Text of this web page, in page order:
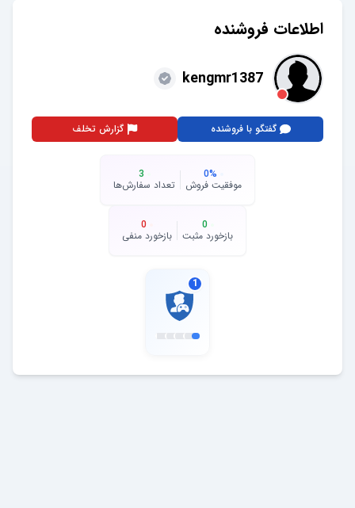
اطلاعات فروشنده
kengmr1387
گفتگو با فروشنده گزارش تخلف
0%
موفقیت فروش
3
تعداد سفارش‌ها
0
بازخورد مثبت
0
بازخورد منفی
1